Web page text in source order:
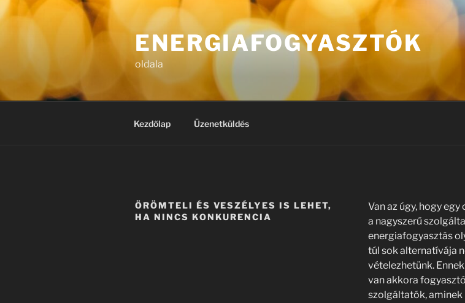
Tartalomhoz
ENERGIAFOGYASZTÓK
oldala
Kezdőlap Üzenetküldés
ÖRÖMTELI ÉS VESZÉLYES IS LEHET,
HA NINCS KONKURENCIA
Van az úgy, hogy
a nagyszerű
energiafogyasztás
túl sok alternatívája
vételezhetünk.
van akkora
szolgáltatók, aminek